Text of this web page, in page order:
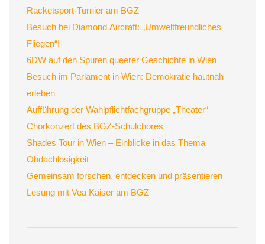
Racketsport-Turnier am BGZ
Besuch bei Diamond Aircraft: „Umweltfreundliches
Fliegen“!
6DW auf den Spuren queerer Geschichte in Wien
Besuch im Parlament in Wien: Demokratie hautnah
erleben
Aufführung der Wahlpflichtfachgruppe „Theater“
Chorkonzert des BGZ-Schulchores
Shades Tour in Wien – Einblicke in das Thema
Obdachlosigkeit
Gemeinsam forschen, entdecken und präsentieren
Lesung mit Vea Kaiser am BGZ